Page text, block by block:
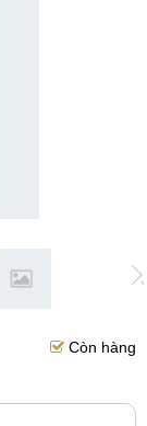
Còn hàng